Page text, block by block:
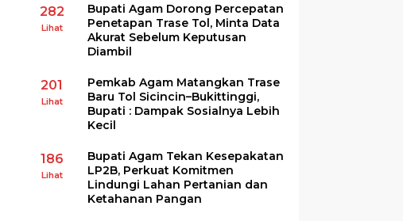
282
Lihat
Bupati Agam Dorong Percepatan
Penetapan Trase Tol, Minta Data
Akurat Sebelum Keputusan
Diambil
201
Lihat
Pemkab Agam Matangkan Trase
Baru Tol Sicincin–Bukittinggi,
Bupati : Dampak Sosialnya Lebih
Kecil
186
Lihat
Bupati Agam Tekan Kesepakatan
LP2B, Perkuat Komitmen
Lindungi Lahan Pertanian dan
Ketahanan Pangan